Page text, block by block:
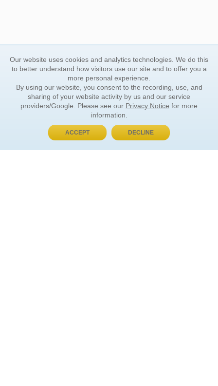
BUY NOW, PAY LATER
Our website uses cookies and analytics technologies. We do this
to better understand how visitors use our site and to offer you a
more personal experience.
By using our website, you consent to the recording, use, and
sharing of your website activity by us and our service
providers/Google. Please see our Privacy Notice for more
information.
ACCEPT DECLINE